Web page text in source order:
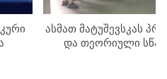
ასმათ მატუშევსკას
და თეორიული